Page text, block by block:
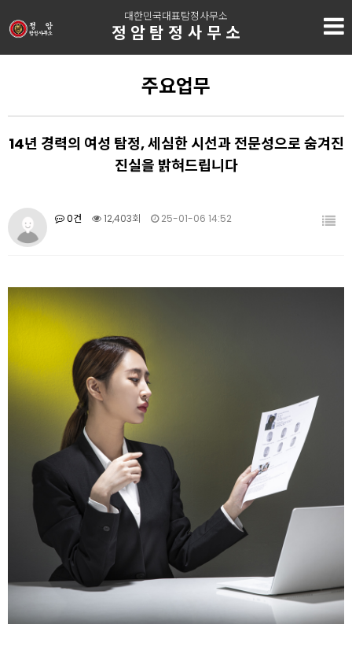
대한민국대표탐정사무소
정암탐정사무소
주요업무
14년 경력의 여성 탐정, 세심한 시선과 전문성으로 숨겨진
진실을 밝혀드립니다
0건 12,403회 25-01-06 14:52